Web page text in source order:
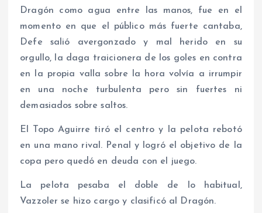
Dragón como agua entre las manos, fue en el
momento en que el público más fuerte cantaba,
Defe salió avergonzado y mal herido en su
orgullo, la daga traicionera de los goles en contra
en la propia valla sobre la hora volvía a irrumpir
en una noche turbulenta pero sin fuertes ni
demasiados sobre saltos.
El Topo Aguirre tiró el centro y la pelota rebotó
en una mano rival. Penal y logró el objetivo de la
copa pero quedó en deuda con el juego.
La pelota pesaba el doble de lo habitual,
Vazzoler se hizo cargo y clasificó al Dragón.